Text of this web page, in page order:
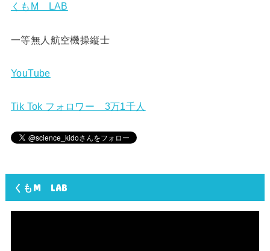
くもM LAB
一等無人航空機操縦士
YouTube
Tik Tok フォロワー 3万1千人
くもM LAB